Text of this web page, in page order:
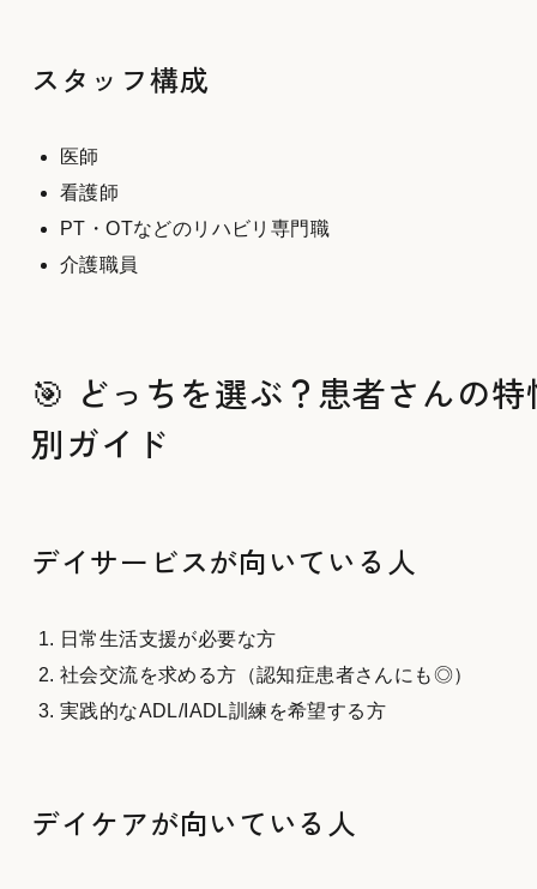
スタッフ構成
医師
看護師
PT・OTなどのリハビリ専門職
介護職員
🎯 どっちを選ぶ？患者さんの特
別ガイド
デイサービスが向いている人
日常生活支援が必要な方
社会交流を求める方（認知症患者さんにも◎）
実践的なADL/IADL訓練を希望する方
デイケアが向いている人